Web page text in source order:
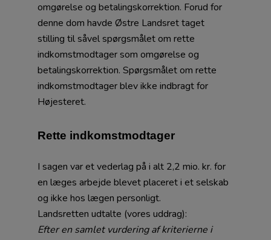
omgørelse og betalingskorrektion. Forud for
denne dom havde Østre Landsret taget
stilling til såvel spørgsmålet om rette
indkomstmodtager som omgørelse og
betalingskorrektion. Spørgsmålet om rette
indkomstmodtager blev ikke indbragt for
Højesteret.
Rette indkomstmodtager
I sagen var et vederlag på i alt 2,2 mio. kr. for
en læges arbejde blevet placeret i et selskab
og ikke hos lægen personligt.
Landsretten udtalte (vores uddrag):
Efter en samlet vurdering af kriterierne i